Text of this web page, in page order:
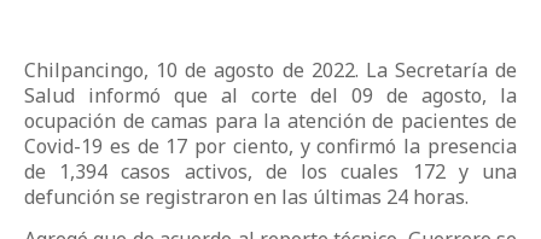
Chilpancingo, 10 de agosto de 2022. La Secretaría de
Salud informó que al corte del 09 de agosto, la
ocupación de camas para la atención de pacientes de
Covid-19 es de 17 por ciento, y confirmó la presencia
de 1,394 casos activos, de los cuales 172 y una
defunción se registraron en las últimas 24 horas.